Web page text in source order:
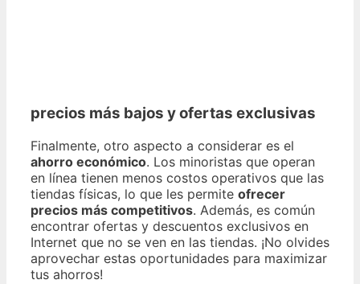
precios más bajos y ofertas exclusivas
Finalmente, otro aspecto a considerar es el
ahorro económico. Los minoristas que operan
en línea tienen menos costos operativos que las
tiendas físicas, lo que les permite ofrecer
precios más competitivos. Además, es común
encontrar ofertas y descuentos exclusivos en
Internet que no se ven en las tiendas. ¡No olvides
aprovechar estas oportunidades para maximizar
tus ahorros!